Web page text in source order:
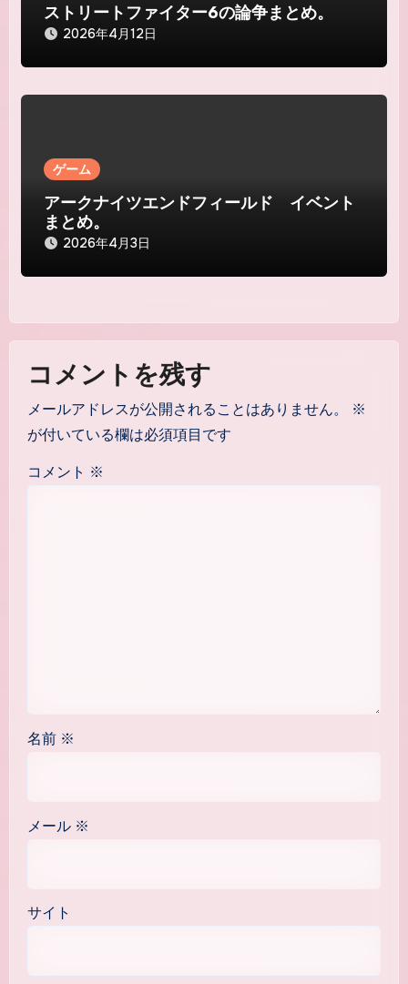
ストリートファイター6の論争まとめ。
2026年4月12日
ゲーム
アークナイツエンドフィールド イベント
まとめ。
2026年4月3日
コメントを残す
メールアドレスが公開されることはありません。
※
が付いている欄は必須項目です
コメント ※
名前 ※
メール ※
サイト